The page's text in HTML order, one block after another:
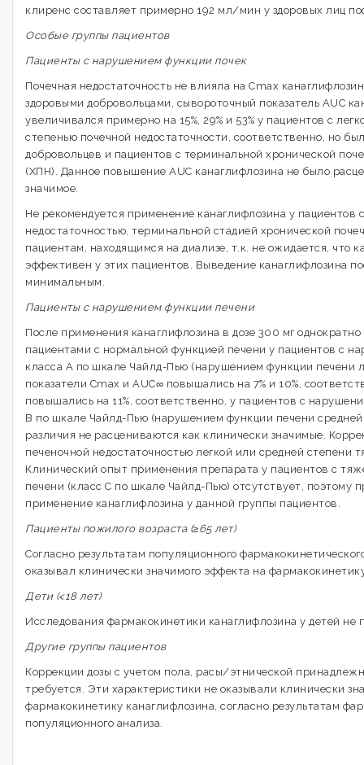
клиренс составляет примерно 192 мл/мин у здоровых лиц
Особые группы пациентов
Пациенты с нарушением функции почек
Почечная недостаточность не влияла на Сmах
здоровыми добровольцами, сывороточный показатель AUC
увеличивался примерно на 15%, 29% и 53% у пациентов с
степенью почечной недостаточности, соответственно, но
добровольцев и пациентов с терминальной хронической
(ХПН). Данное повышение AUC канаглифлозина не было
значимое.
Не рекомендуется применение канаглифлозина у пациентов
недостаточностью, терминальной стадией хронической
пациентам, находящимся на диализе, т.к. не ожидается, что
эффективен у этих пациентов. Выведение канаглифлозина
минимальным.
Пациенты с нарушением функции печени
После применения канаглифлозина в дозе 300 мг
пациентами с нормальной функцией печени у пациентов с
класса А по шкале Чайлд-Пью (нарушением функции печени
показатели Cmax и AUC∞ повышались на 7% и 10%,
повышались на 11%, соответственно, у пациентов с
В по шкале Чайлд-Пью (нарушением функции печени
различия не расцениваются как клинически значимые.
печеночной недостаточностью легкой или средней степени
Клинический опыт применения препарата у пациентов с
печени (класс С по шкале Чайлд-Пью) отсутствует, поэтому
применение канаглифлозина у данной группы пациентов.
Пациенты пожилого возраста (≥65 лет)
Согласно результатам популяционного
оказывал клинически значимого эффекта на
Дети (<18 лет)
Исследования фармакокинетики канаглифлозина у детей не
Другие группы пациентов
Коррекции дозы с учетом пола, расы/этнической
требуется. Эти характеристики не оказывали клинически
фармакокинетику канаглифлозина, согласно результатам
популяционного анализа.